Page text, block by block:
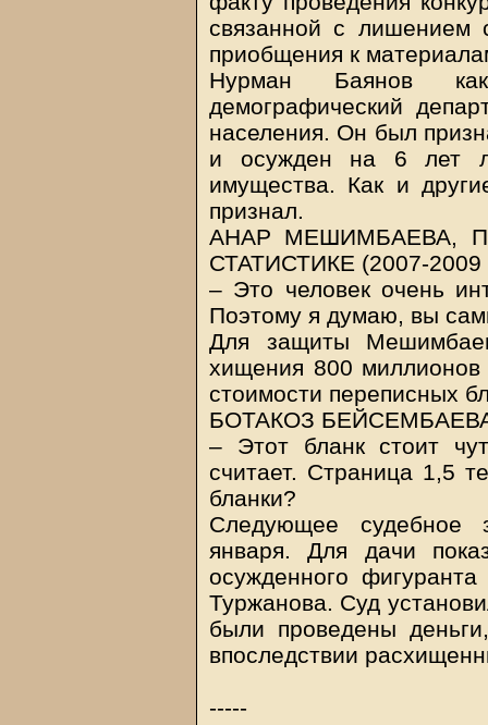
связанной с лишением
приобщения к
Нурман Баянов
демографический
населения. Он был
и осужден на 6 лет
имущества. Как и
признал.
АНАР МЕШИМБАЕВА,
СТАТИСТИКЕ (2007-2009
– Это человек очень
Поэтому я думаю, вы
Для защиты
хищения 800 миллионов
стоимости переписных
БОТАКОЗ
– Этот бланк стоит
считает. Страница 1,5
бланки?
Следующее судебное
января. Для дачи
осужденного
Туржанова. Суд
были проведены
впоследствии
-----